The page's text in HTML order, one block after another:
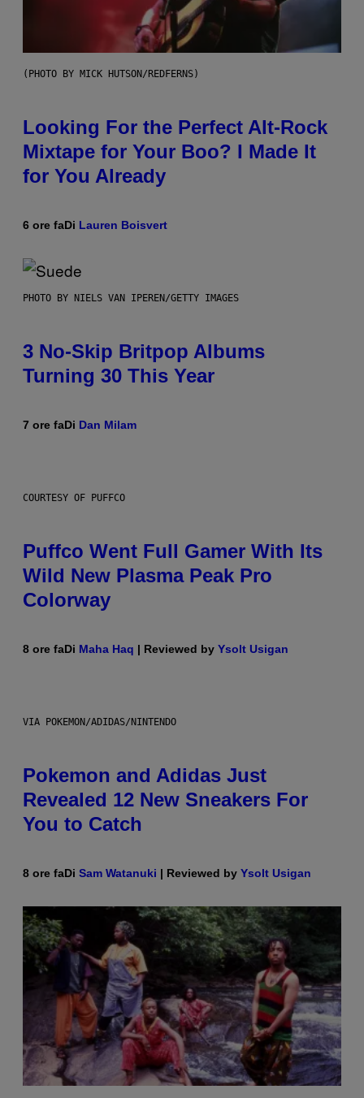
(PHOTO BY MICK HUTSON/REDFERNS)
Looking For the Perfect Alt-Rock
Mixtape for Your Boo? I Made It
for You Already
6 ore faDi Lauren Boisvert
PHOTO BY NIELS VAN IPEREN/GETTY IMAGES
3 No-Skip Britpop Albums
Turning 30 This Year
7 ore faDi Dan Milam
COURTESY OF PUFFCO
Puffco Went Full Gamer With Its
Wild New Plasma Peak Pro
Colorway
8 ore faDi Maha Haq | Reviewed by Ysolt Usigan
VIA POKEMON/ADIDAS/NINTENDO
Pokemon and Adidas Just
Revealed 12 New Sneakers For
You to Catch
8 ore faDi Sam Watanuki | Reviewed by Ysolt Usigan